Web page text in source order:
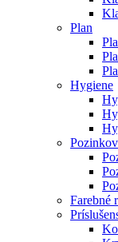
Plan
Hygiene
Farebné